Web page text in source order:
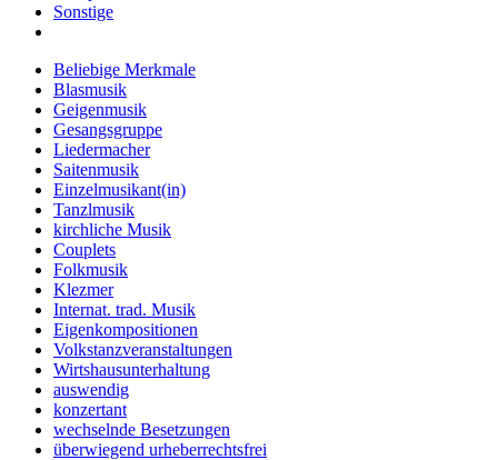
Sonstige
Beliebige Merkmale
Blasmusik
Geigenmusik
Gesangsgruppe
Liedermacher
Saitenmusik
Einzelmusikant(in)
Tanzlmusik
kirchliche Musik
Couplets
Folkmusik
Klezmer
Internat. trad. Musik
Eigenkompositionen
Volkstanzveranstaltungen
Wirtshausunterhaltung
auswendig
konzertant
wechselnde Besetzungen
überwiegend urheberrechtsfrei